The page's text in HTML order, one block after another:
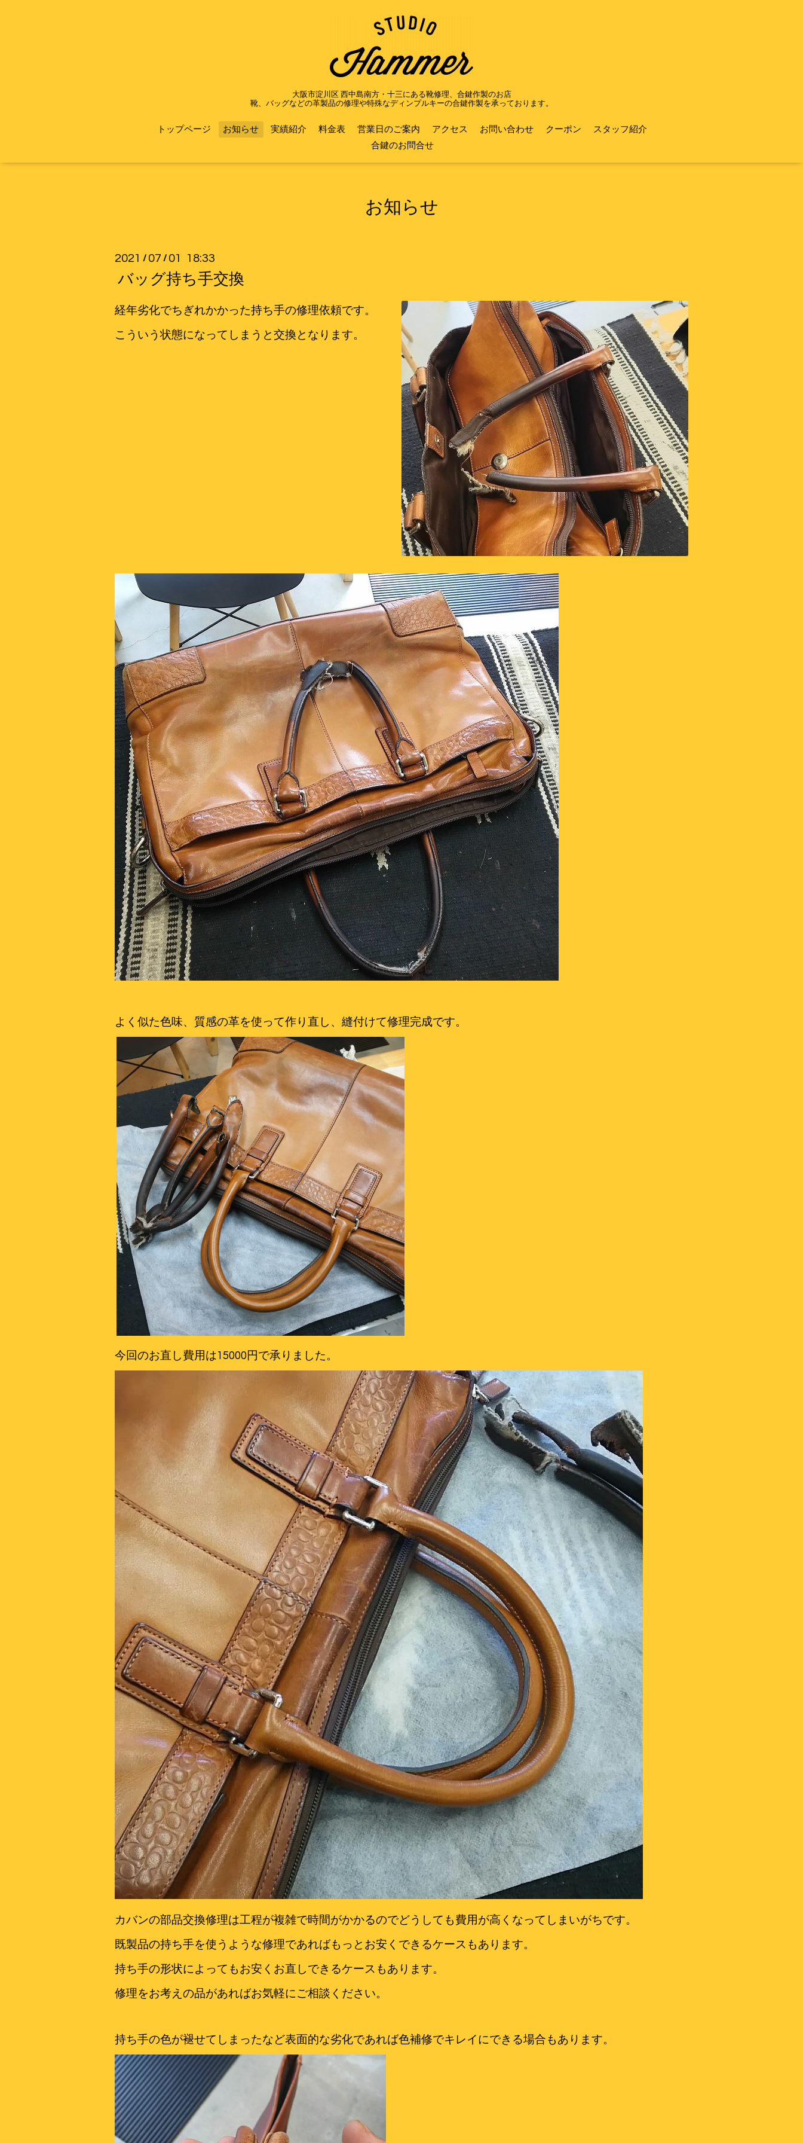
大阪市淀川区 西中島南方・十三にある靴修理、合鍵作製のお店
靴、バッグなどの革製品の修理や特殊なディンプルキーの合鍵作製を承っております。
トップページ お知らせ 実績紹介 料金表 営業日のご案内 アクセス お問い合わせ クーポン
スタッフ紹介
合鍵のお問合せ
お知らせ
2021 / 07 / 01 18:33
バッグ持ち手交換
経年劣化でちぎれかかった持ち手の修理依頼です。
こういう状態になってしまうと交換となります。
よく似た色味、質感の革を使って作り直し、縫付けて修理完成です。
今回のお直し費用は15000円で承りました。
カバンの部品交換修理は工程が複雑で時間がかかるのでどうしても費用が高くなってしまいがちです。
既製品の持ち手を使うような修理であればもっとお安くできるケースもあります。
持ち手の形状によってもお安くお直しできるケースもあります。
修理をお考えの品があればお気軽にご相談ください。
持ち手の色が褪せてしまったなど表面的な劣化であれば色補修でキレイにできる場合もあります。